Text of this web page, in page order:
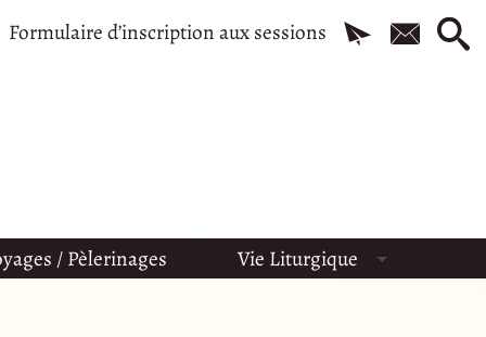
Formulaire d’inscription aux sessions
/ Pèlerinages Vie Liturgique